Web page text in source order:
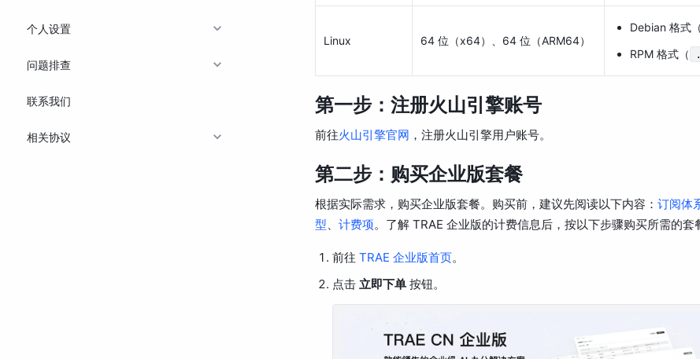
个人设置
问题排查
联系我们
相关协议
Linux 64 位（x64）、64 位（ARM64）
Debian 格式（
RPM 格式（
第一步：注册火山引擎账号
前往火山引擎官网 ，注册火山引擎用户账号。
第二步：购买企业版套餐
根据实际需求，购买企业版套餐。购买前，建议先阅读以下内容： 订阅体
型、 计费项。了解 TRAE 企业版的计费信息后，按以下步骤购买所需的套
前往 TRAE 企业版首页。
点击 立即下单 按钮。